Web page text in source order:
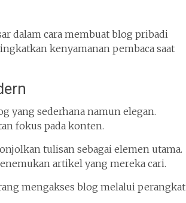
dalam cara membuat blog pribadi
kenyamanan pembaca saat
yang sederhana namun elegan.
fokus pada konten.
tulisan sebagai elemen utama.
artikel yang mereka cari.
mengakses blog melalui perangkat